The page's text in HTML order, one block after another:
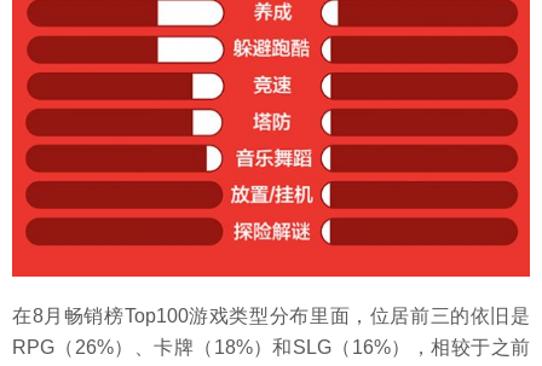
在8月畅销榜Top100游戏类型分布里面，位居前三的依旧是
RPG（26%）、卡牌（18%）和SLG（16%），相较于之前